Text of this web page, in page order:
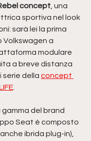
concept, una
sportiva nel look
sarà lei la prima
Volkswagen a
modulare
a breve distanza
serie della concept
.
del brand
Seat è composto
ibrida plug-in),